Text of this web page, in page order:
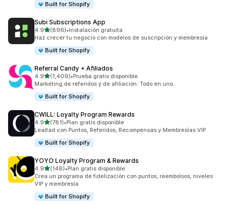
Built for Shopify
Subi Subscriptions App
4.9de 5 estrellas
(896)
896 reseñas en total
•Instalación gratuita
Haz crecer tu negocio con modelos de suscripción y membresía
Built for Shopify
Referral Candy + Afiliados
4.9de 5 estrellas
(1,409)
1409 reseñas en total
•Prueba gratis disponible
Marketing de referidos y de afiliación: Todo en uno.
Built for Shopify
CWILL: Loyalty Program Rewards
4.9de 5 estrellas
(781)
781 reseñas en total
•Plan gratis disponible
Lealtad con Puntos, Referidos, Recompensas y Membresías VIP
Built for Shopify
YOYO Loyalty Program & Rewards
4.9de 5 estrellas
(148)
148 reseñas en total
•Plan gratis disponible
Crea un programa de fidelización con puntos, reembolsos, niveles
VIP y membresía
Built for Shopify